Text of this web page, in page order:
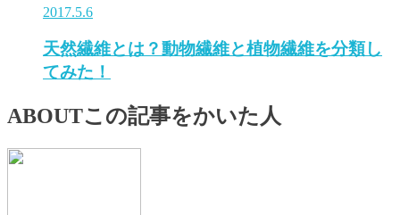
2017.5.6
天然繊維とは？動物繊維と植物繊維を分類し
てみた！
ABOUTこの記事をかいた人